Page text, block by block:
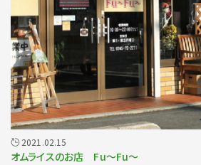
2021.02.15
オムライスのお店 Fu〜Fu〜